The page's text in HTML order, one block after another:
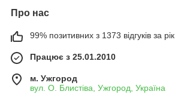
Про нас
99% позитивних з 1373 відгуків за рік
Працює з 25.01.2010
м. Ужгород
вул. О. Блистіва, Ужгород, Україна